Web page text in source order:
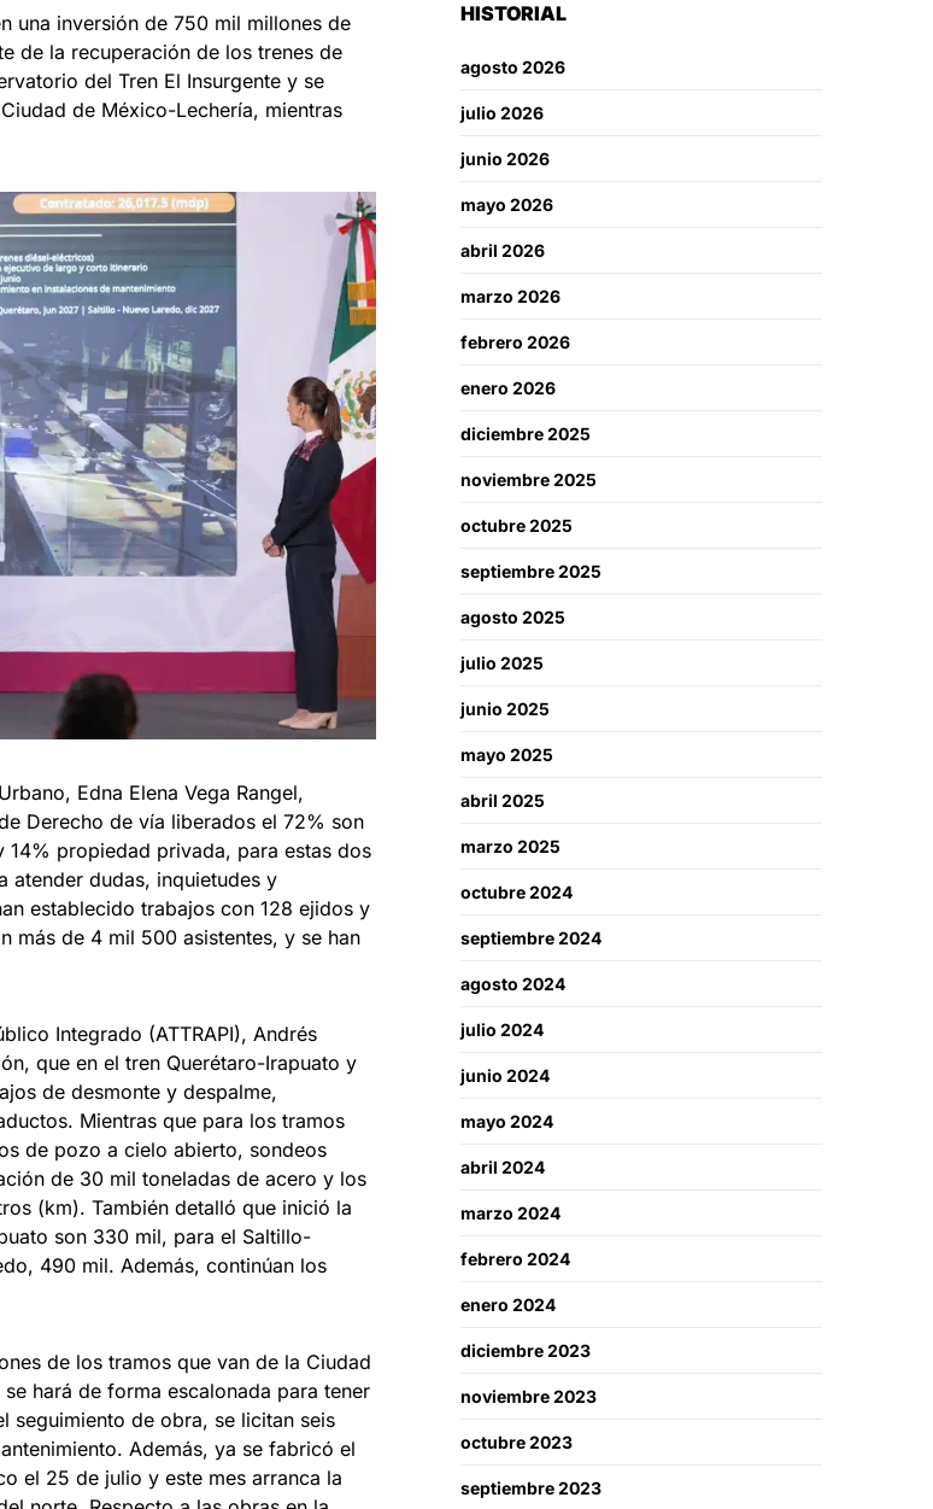
una inversión de 750 mil millones de
de la recuperación de los trenes de
del Tren El Insurgente y se
de México-Lechería, mientras
⁠Edna Elena Vega Rangel,
Derecho de vía liberados el 72% son
propiedad privada, para estas dos
atender dudas, inquietudes y
establecido trabajos con 128 ejidos y
más de 4 mil 500 asistentes, y se han
Integrado (ATTRAPI), Andrés
que en el tren Querétaro-Irapuato y
de desmonte y despalme,
Mientras que para los tramos
de pozo a cielo abierto, sondeos
de 30 mil toneladas de acero y los
(km). También detalló que inició la
son 330 mil, para el Saltillo-
490 mil. Además, continúan los
de los tramos que van de la Ciudad
hará de forma escalonada para tener
seguimiento de obra, se licitan seis
Además, ya se fabricó el
el 25 de julio y este mes arranca la
HISTORIAL
agosto 2026
julio 2026
junio 2026
mayo 2026
abril 2026
marzo 2026
febrero 2026
enero 2026
diciembre 2025
noviembre 2025
octubre 2025
septiembre 2025
agosto 2025
julio 2025
junio 2025
mayo 2025
abril 2025
marzo 2025
octubre 2024
septiembre 2024
agosto 2024
julio 2024
junio 2024
mayo 2024
abril 2024
marzo 2024
febrero 2024
enero 2024
diciembre 2023
noviembre 2023
octubre 2023
septiembre 2023